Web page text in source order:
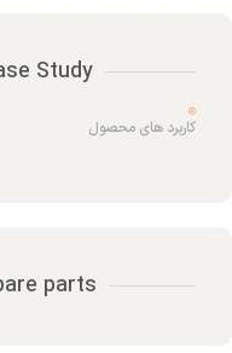
Study
کاربرد های محصول
parts